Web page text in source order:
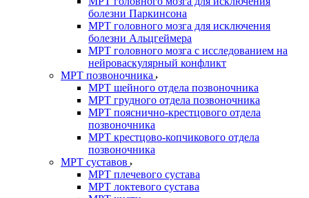
болезни Паркинсона
МРТ головного мозга для исключения
болезни Альцгеймера
МРТ головного мозга с исследованием на
нейроваскулярный конфликт
МРТ позвоночника
МРТ шейного отдела позвоночника
МРТ грудного отдела позвоночника
МРТ пояснично-крестцового отдела
позвоночника
МРТ крестцово-копчикового отдела
позвоночника
МРТ суставов
МРТ плечевого сустава
МРТ локтевого сустава